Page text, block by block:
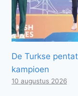
De Turkse
kampioen
10 augustus 2026